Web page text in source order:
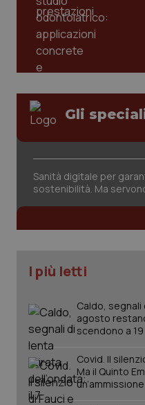
Gli
Sanità digitale per
sostenibilità. Ma
I più letti
Caldo,
agosto
scendono a 19
Covid. Il
Ma il Quinto
tracking-sites-ironfish-
tracking-enable
tracking-sites-
session-id
_ga